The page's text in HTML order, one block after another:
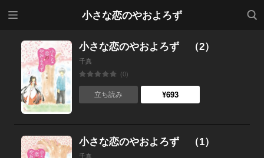
小さな恋のやおよろず
検索
小さな恋のやおよろず （2）
千真
(0)
立ち読み ¥693
小さな恋のやおよろず （1）
千真